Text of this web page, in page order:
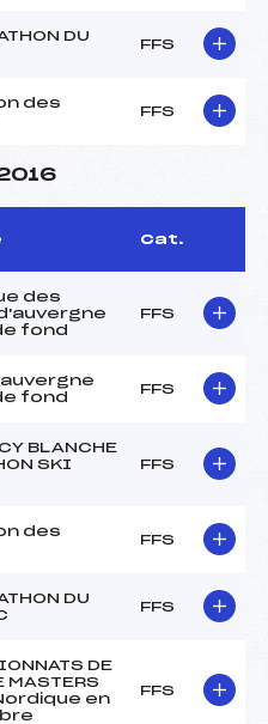
DU
FFS
des
FFS
Cat.
des
fond
FFS
fond
FFS
BLANCHE
SKI
FFS
des
FFS
DU
FFS
DE
MASTERS
en
FFS